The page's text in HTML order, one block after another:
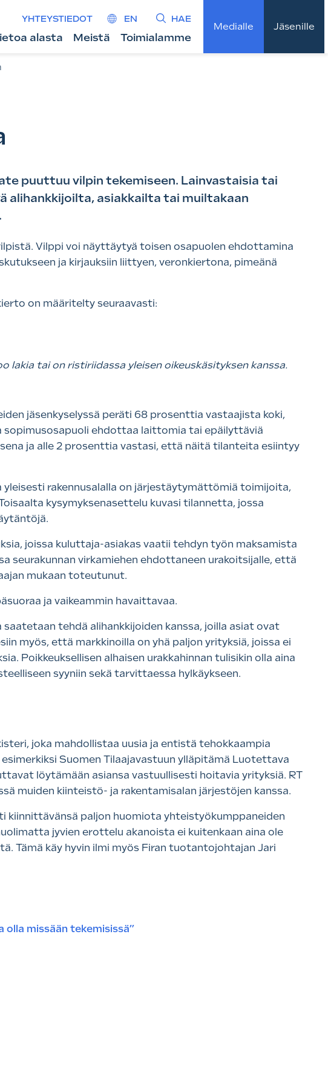
YHTEYSTIEDOT EN HAE
alasta Meistä Toimialamme
Medialle Jäsenille
puuttuu vilpin tekemiseen. Lainvastaisia tai
alihankkijoilta, asiakkailta tai muiltakaan
Vilppi voi näyttäytyä toisen osapuolen ehdottamina
ja kirjauksiin liittyen, veronkiertona, pimeänä
on määritelty seuraavasti:
lakia tai on ristiriidassa yleisen oikeuskäsityksen kanssa.
jäsenkyselyssä peräti 68 prosenttia vastaajista koki,
ehdottaa laittomia tai epäilyttäviä
ja alle 2 prosenttia vastasi, että näitä tilanteita esiintyy
rakennusalalla on järjestäytymättömiä toimijoita,
kysymyksenasettelu kuvasi tilannetta, jossa
joissa kuluttaja-asiakas vaatii tehdyn työn maksamista
seurakunnan virkamiehen ehdottaneen urakoitsijalle, että
mukaan toteutunut.
ja vaikeammin havaittavaa.
tehdä alihankkijoiden kanssa, joilla asiat ovat
myös, että markkinoilla on yhä paljon yrityksiä, joissa ei
Poikkeuksellisen alhaisen urakkahinnan tulisikin olla aina
syyniin sekä tarvittaessa hylkäykseen.
joka mahdollistaa uusia ja entistä tehokkaampia
Suomen Tilaajavastuun ylläpitämä Luotettava
löytämään asiansa vastuullisesti hoitavia yrityksiä. RT
muiden kiinteistö- ja rakentamisalan järjestöjen kanssa.
kiinnittävänsä paljon huomiota yhteistyökumppaneiden
jyvien erottelu akanoista ei kuitenkaan aina ole
Tämä käy hyvin ilmi myös Firan tuotantojohtajan Jari
olla missään tekemisissä”